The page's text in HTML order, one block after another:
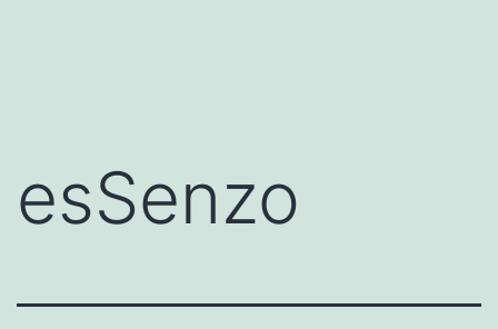
esSenzo